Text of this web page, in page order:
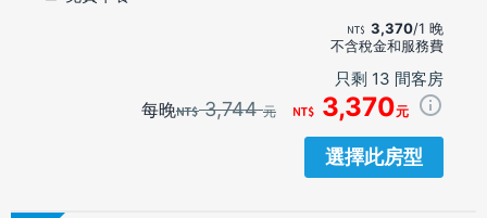
3,370/1 晚
不含稅金和服務費
只剩 13 間客房
每晚 3,744元 3,370元
選擇此房型